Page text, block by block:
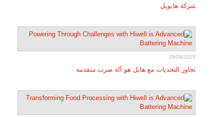
شركة هايويل
29/08/2024
تجاوز التحديات مع هايل هو آلة ضرب متقدمة